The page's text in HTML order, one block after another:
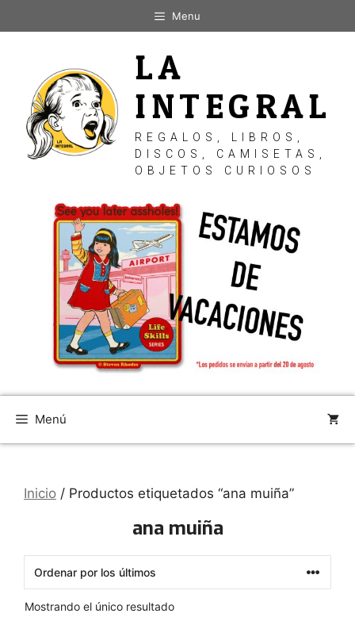
al
Menu
LA
INTEGRAL
REGALOS, LIBROS,
DISCOS, CAMISETAS,
OBJETOS CURIOSOS
Menú
Inicio / Productos etiquetados “ana muiña”
ana muiña
Mostrando el único resultado